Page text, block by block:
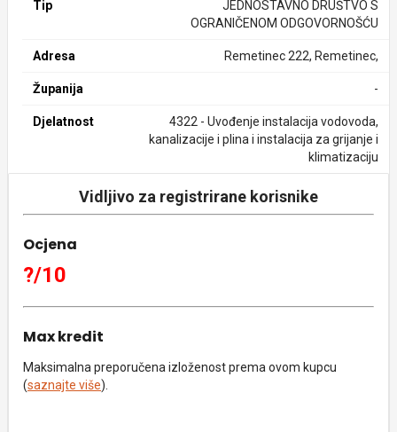
Tip
JEDNOSTAVNO DRUŠTVO S
OGRANIČENOM ODGOVORNOŠĆU
Adresa Remetinec 222, Remetinec,
Županija -
Djelatnost
4322 - Uvođenje instalacija vodovoda,
kanalizacije i plina i instalacija za grijanje i
klimatizaciju
Vidljivo za registrirane korisnike
Ocjena
?/10
Max kredit
Maksimalna preporučena izloženost prema ovom kupcu
(saznajte više).